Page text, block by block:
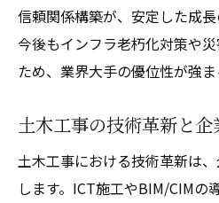
信頼関係構築が、安定した成長
今後もインフラ老朽化対策や
ため、業界大手の優位性が強ま
土木工事の技術革新と
土木工事における技術革新は
します。ICT施工やBIM/CIMの